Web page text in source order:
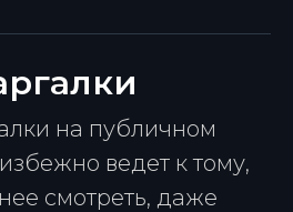
на публичном
ведет к тому,
смотреть, даже